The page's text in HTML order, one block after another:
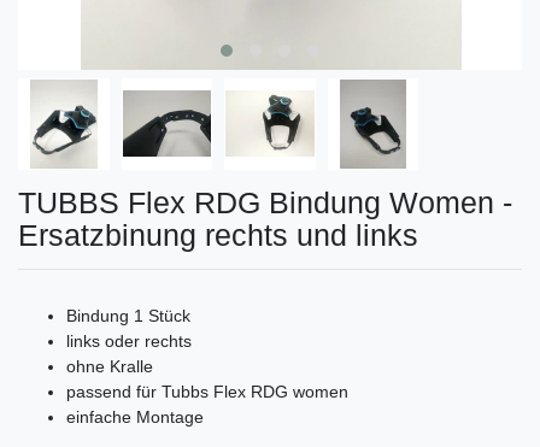
TUBBS Flex RDG Bindung Women -
Ersatzbinung rechts und links
Bindung 1 Stück
links oder rechts
ohne Kralle
passend für Tubbs Flex RDG women
einfache Montage